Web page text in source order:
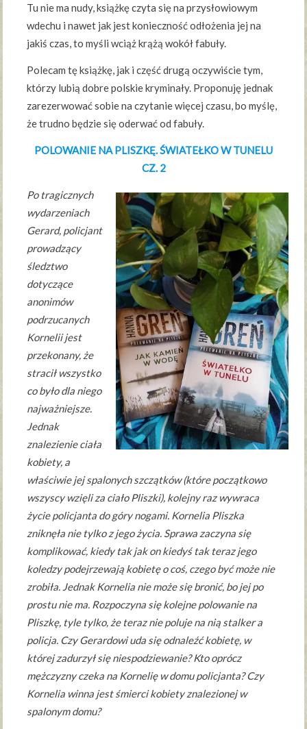
Tu nie ma nudy, książkę czyta się na przysłowiowym
wdechu i nawet jak jest konieczność odłożenia jej na
jakiś czas, to myśli wciąż krążą wokół fabuły.
Polecam tę książkę, jak i część drugą oczywiście tym,
którzy lubią dobre polskie kryminały. Proponuję jednak
zarezerwować sobie na czytanie więcej czasu, bo myślę,
że trudno będzie się oderwać od fabuły.
POLOWANIE NA PLISZKĘ. ŚWIATEŁKO W TUNELU
CZ. 2
Po tragicznych
wydarzeniach
Gerard, policjant
prowadzący
śledztwo
dotyczące
anonimów
podrzucanych
Kornelii jest
przekonany, że
stracił wszystko
co było dla niego
najważniejsze.
Jednak
znalezienie ciała
kobiety, a
właściwie jej spalonych szczątków (które początkowo
wszyscy wzięli za ciało Pliszki), kolejny raz wywraca
życie policjanta do góry nogami. Kornelia Pliszka
zniknęła nie tylko z jego życia. Sprawa zaczyna się
komplikować, kiedy tak jak on kiedyś tak teraz jego
koledzy podejrzewają kobietę o coś, czego być może nie
zrobiła. Jednak Kornelia nie może się bronić, bo jej po
prostu nie ma. Rozpoczyna się kolejne polowanie na
Pliszkę, tyle tylko, że teraz nie poluje na nią stalker a
policja. Czy Gerardowi uda się odnaleźć kobietę, w
której zadurzył się niespodziewanie? Kto oprócz
mężczyzny czeka na Kornelię w domu policjanta? Czy
Kornelia winna jest śmierci kobiety znalezionej w
spalonym domu?